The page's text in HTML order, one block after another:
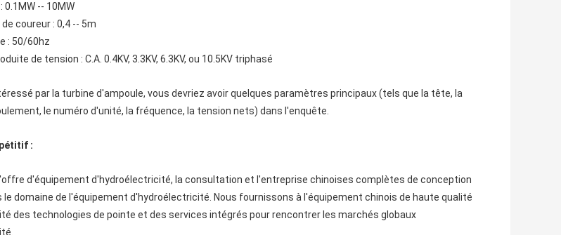
0.1MW -- 10MW
coureur : 0,4 -- 5m
: 50/60hz
de tension : C.A. 0.4KV, 3.3KV, 6.3KV, ou 10.5KV triphasé
par la turbine d'ampoule, vous devriez avoir quelques paramètres principaux (tels que la tête, la
le numéro d'unité, la fréquence, la tension nets) dans l'enquête.
:
l'offre d'équipement d'hydroélectricité, la consultation et l'entreprise chinoises complètes de conception
le domaine de l'équipement d'hydroélectricité. Nous fournissons à l'équipement chinois de haute qualité
des technologies de pointe et des services intégrés pour rencontrer les marchés globaux